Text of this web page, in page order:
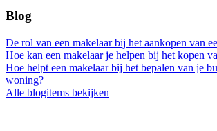
Blog
De rol van een makelaar bij het aankopen van
Hoe kan een makelaar je helpen bij het kopen
Hoe helpt een makelaar bij het bepalen van je
woning?
Alle blogitems bekijken